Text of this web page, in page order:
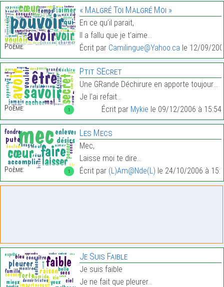
Poème:
« Malgré Toi Malgré Moi »
En ce qu’il parait,
Il a fallu que je t’aime…
Écrit par Camilingue@Yahoo.ca le 12/09/
1
Poème:
Ptit SEcret
Une GRande Déchirure en apporte toujours une autre
Je l’ai refait…
Écrit par Mykie le 09/12/2006 à 15:54
1
Poème:
Les Mecs
Mec,
Laisse moi te dire…
Écrit par (L)Am@Nde(L) le 24/10/2006 à
Je Suis Faible
Je suis faible
Je ne fait que pleurer…